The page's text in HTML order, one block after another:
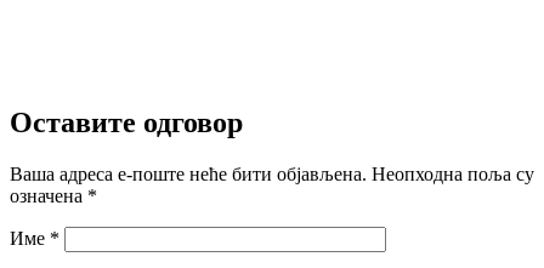
Оставите одговор
Ваша адреса е-поште неће бити објављена. Неопходна поља су
означена *
Име *